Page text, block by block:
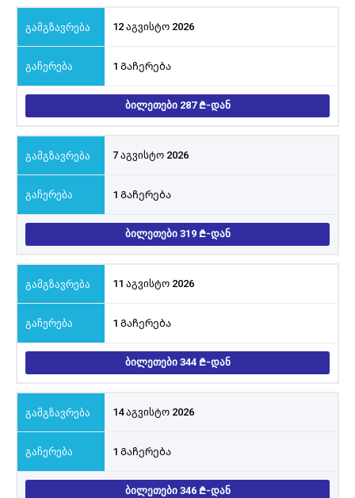
12 აგვისტო 2026
1 Გაჩერება
ᲑᲘᲚᲔᲗᲔᲑᲘ 287 -ᲓᲐᲜ
7 აგვისტო 2026
1 Გაჩერება
ᲑᲘᲚᲔᲗᲔᲑᲘ 319 -ᲓᲐᲜ
11 აგვისტო 2026
1 Გაჩერება
ᲑᲘᲚᲔᲗᲔᲑᲘ 344 -ᲓᲐᲜ
14 აგვისტო 2026
1 Გაჩერება
ᲑᲘᲚᲔᲗᲔᲑᲘ 346 -ᲓᲐᲜ